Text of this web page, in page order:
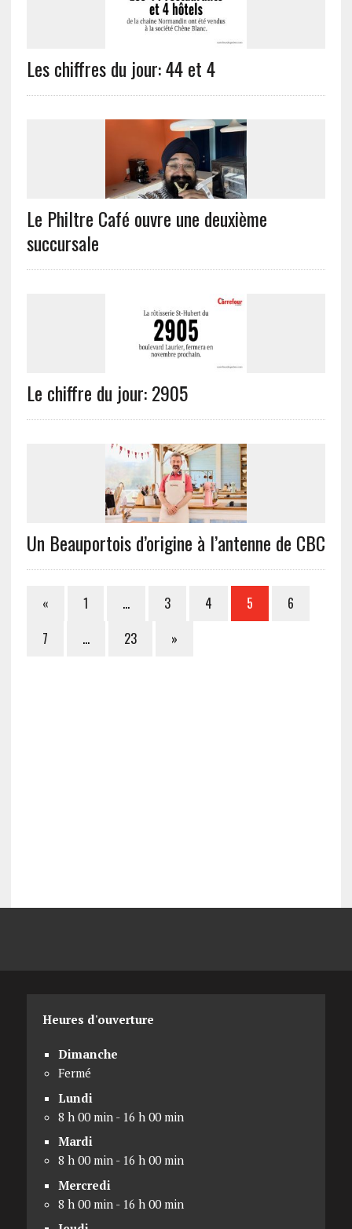
Les chiffres du jour: 44 et 4
Le Philtre Café ouvre une deuxième
succursale
Le chiffre du jour: 2905
Un Beauportois d’origine à l’antenne de CBC
« 1 … 3 4 5
6
7
… 23 »
Heures d'ouverture
Dimanche
Fermé
Lundi
8 h 00 min - 16 h 00 min
Mardi
8 h 00 min - 16 h 00 min
Mercredi
8 h 00 min - 16 h 00 min